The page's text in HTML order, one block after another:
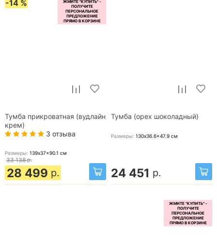
-14 %
Тумба прикроватная (вудлайн
крем)
3 отзыва
Размеры: 139x37x90.1 см
33 138 р.
28 499 р.
Тумба (орех шоколадный)
Размеры: 130x36.6x47.9 см
24 451 р.